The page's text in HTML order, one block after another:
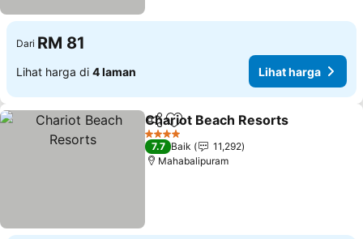
Dari RM 81
Lihat harga di 4 laman Lihat harga
KongsiTambah ke favorit
Chariot Beach Resorts
4 Bintang
7.7 Baik
11,292
Mahabalipuram